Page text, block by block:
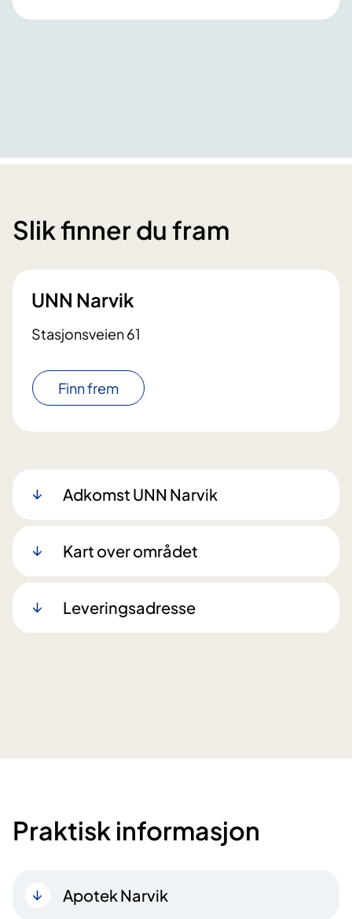
Slik finner du fram
UNN Narvik
Stasjonsveien 61
Finn frem
Adkomst UNN Narvik
Kart over området
Leveringsadresse
Praktisk informasjon
Apotek Narvik